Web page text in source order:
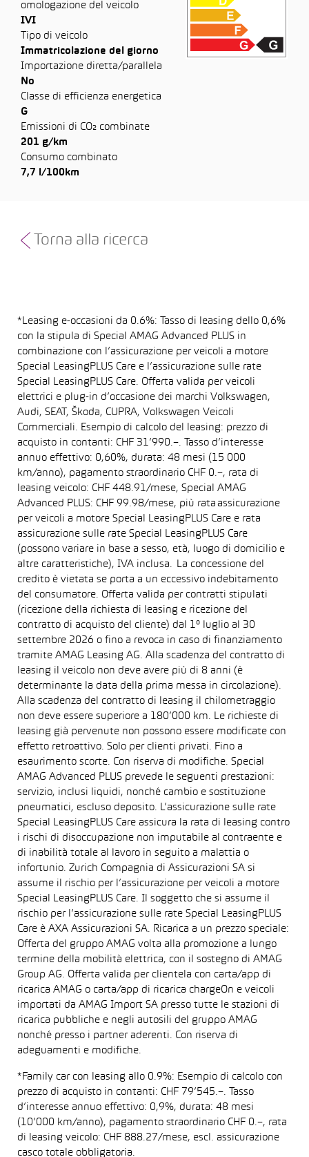
omologazione del veicolo
IVI
Tipo di veicolo
Immatricolazione del giorno
Importazione diretta/parallela
No
Classe di efficienza energetica
G
Emissioni di CO₂ combinate
201 g/km
Consumo combinato
7,7 l/100km
Torna alla ricerca
*Leasing e-occasioni da 0.6%: Tasso di leasing dello 0,6%
con la stipula di Special AMAG Advanced PLUS in
combinazione con l’assicurazione per veicoli a motore
Special LeasingPLUS Care e l’assicurazione sulle rate
Special LeasingPLUS Care. Offerta valida per veicoli
elettrici e plug-in d’occasione dei marchi Volkswagen,
Audi, SEAT, Škoda, CUPRA, Volkswagen Veicoli
Commerciali. Esempio di calcolo del leasing: prezzo di
acquisto in contanti: CHF 31’990.–. Tasso d’interesse
annuo effettivo: 0,60%, durata: 48 mesi (15 000
km/anno), pagamento straordinario CHF 0.–, rata di
leasing veicolo: CHF 448.91/mese, Special AMAG
Advanced PLUS: CHF 99.98/mese, più rata assicurazione
per veicoli a motore Special LeasingPLUS Care e rata
assicurazione sulle rate Special LeasingPLUS Care
(possono variare in base a sesso, età, luogo di domicilio e
altre caratteristiche), IVA inclusa. La concessione del
credito è vietata se porta a un eccessivo indebitamento
del consumatore. Offerta valida per contratti stipulati
(ricezione della richiesta di leasing e ricezione del
contratto di acquisto del cliente) dal 1° luglio al 30
settembre 2026 o fino a revoca in caso di finanziamento
tramite AMAG Leasing AG. Alla scadenza del contratto di
leasing il veicolo non deve avere più di 8 anni (è
determinante la data della prima messa in circolazione).
Alla scadenza del contratto di leasing il chilometraggio
non deve essere superiore a 180’000 km. Le richieste di
leasing già pervenute non possono essere modificate con
effetto retroattivo. Solo per clienti privati. Fino a
esaurimento scorte. Con riserva di modifiche. Special
AMAG Advanced PLUS prevede le seguenti prestazioni:
servizio, inclusi liquidi, nonché cambio e sostituzione
pneumatici, escluso deposito. L’assicurazione sulle rate
Special LeasingPLUS Care assicura la rata di leasing contro
i rischi di disoccupazione non imputabile al contraente e
di inabilità totale al lavoro in seguito a malattia o
infortunio. Zurich Compagnia di Assicurazioni SA si
assume il rischio per l’assicurazione per veicoli a motore
Special LeasingPLUS Care. Il soggetto che si assume il
rischio per l’assicurazione sulle rate Special LeasingPLUS
Care è AXA Assicurazioni SA. Ricarica a un prezzo speciale:
Offerta del gruppo AMAG volta alla promozione a lungo
termine della mobilità elettrica, con il sostegno di AMAG
Group AG. Offerta valida per clientela con carta/app di
ricarica AMAG o carta/app di ricarica chargeOn e veicoli
importati da AMAG Import SA presso tutte le stazioni di
ricarica pubbliche e negli autosili del gruppo AMAG
nonché presso i partner aderenti. Con riserva di
adeguamenti e modifiche.
*Family car con leasing allo 0.9%: Esempio di calcolo con
prezzo di acquisto in contanti: CHF 79’545.–. Tasso
d’interesse annuo effettivo: 0,9%, durata: 48 mesi
(10’000 km/anno), pagamento straordinario CHF 0.–, rata
di leasing veicolo: CHF 888.27/mese, escl. assicurazione
casco totale obbligatoria.